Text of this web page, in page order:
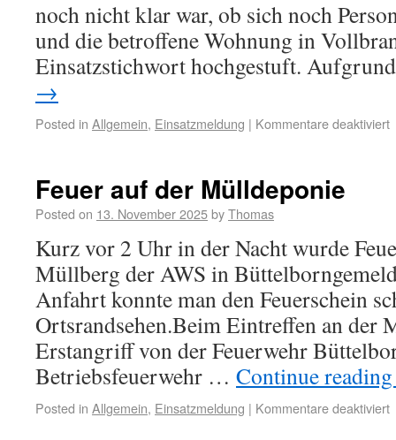
noch nicht klar war, ob sich noch
und die betroffene Wohnung in
Einsatzstichwort hochgestuft.
→
Posted in Allgemein, Einsatzmeldung | Kommentare deaktiviert
Feuer auf der Mülldeponie
Posted on 13. November 2025byThomas
Kurz vor 2 Uhr in der Nacht wurde
Müllberg der AWS in
Anfahrt konnte man den Feuerschein
Ortsrandsehen.Beim Eintreffen an der
Erstangriff von der Feuerwehr
Betriebsfeuerwehr … Continue
Posted in Allgemein, Einsatzmeldung | Kommentare deaktiviert